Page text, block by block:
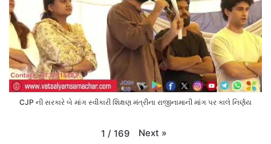
CJP ની સરકારે બે માંગ સ્વીકારી શિક્ષણ મંત્રીના રાજીનામાની માંગ પર કાલે નિર્ણય
1 / 169 Next »